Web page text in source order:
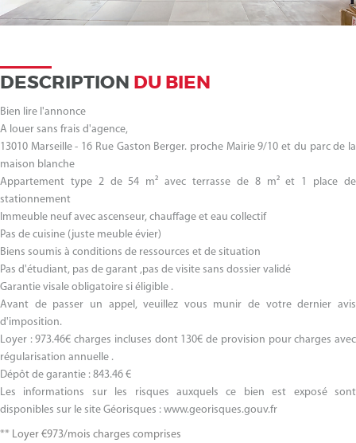
DESCRIPTION DU BIEN
Bien lire l'annonce
A louer sans frais d'agence,
13010 Marseille - 16 Rue Gaston Berger. proche Mairie 9/10 et du parc de la
maison blanche
Appartement type 2 de 54 m² avec terrasse de 8 m² et 1 place de
stationnement
Immeuble neuf avec ascenseur, chauffage et eau collectif
Pas de cuisine (juste meuble évier)
Biens soumis à conditions de ressources et de situation
Pas d'étudiant, pas de garant ,pas de visite sans dossier validé
Garantie visale obligatoire si éligible .
Avant de passer un appel, veuillez vous munir de votre dernier avis
d'imposition.
Loyer : 973.46€ charges incluses dont 130€ de provision pour charges avec
régularisation annuelle .
Dépôt de garantie : 843.46 €
Les informations sur les risques auxquels ce bien est exposé sont
disponibles sur le site Géorisques : www.georisques.gouv.fr
** Loyer €973/mois charges comprises